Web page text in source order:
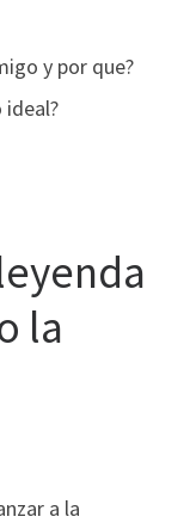
y por que?
ideal?
la
a la